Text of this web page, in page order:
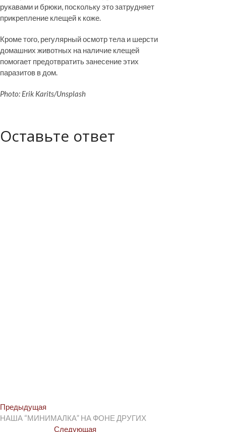
рукавами и брюки, поскольку это затрудняет
прикрепление клещей к коже.
Кроме того, регулярный осмотр тела и шерсти
домашних животных на наличие клещей
помогает предотвратить занесение этих
паразитов в дом.
Photo: Erik Karits/Unsplash
Оставьте ответ
Post
navigation
Предыдущая
post:
НАША “МИНИМАЛКА” НА ФОНЕ ДРУГИХ
СледующаяСледующая